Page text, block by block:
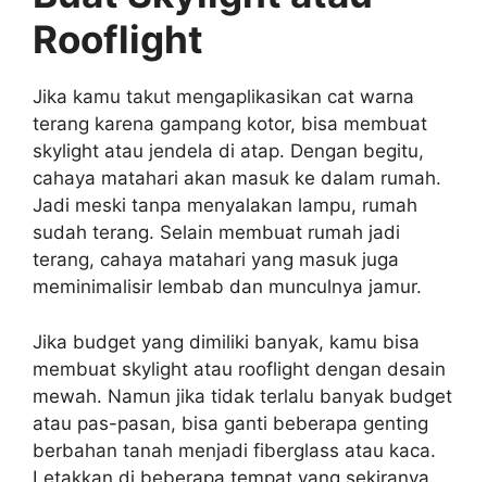
Rooflight
Jika kamu takut mengaplikasikan cat warna
terang karena gampang kotor, bisa membuat
skylight atau jendela di atap. Dengan begitu,
cahaya matahari akan masuk ke dalam rumah.
Jadi meski tanpa menyalakan lampu, rumah
sudah terang. Selain membuat rumah jadi
terang, cahaya matahari yang masuk juga
meminimalisir lembab dan munculnya jamur.
Jika budget yang dimiliki banyak, kamu bisa
membuat skylight atau rooflight dengan desain
mewah. Namun jika tidak terlalu banyak budget
atau pas-pasan, bisa ganti beberapa genting
berbahan tanah menjadi fiberglass atau kaca.
Letakkan di beberapa tempat yang sekiranya